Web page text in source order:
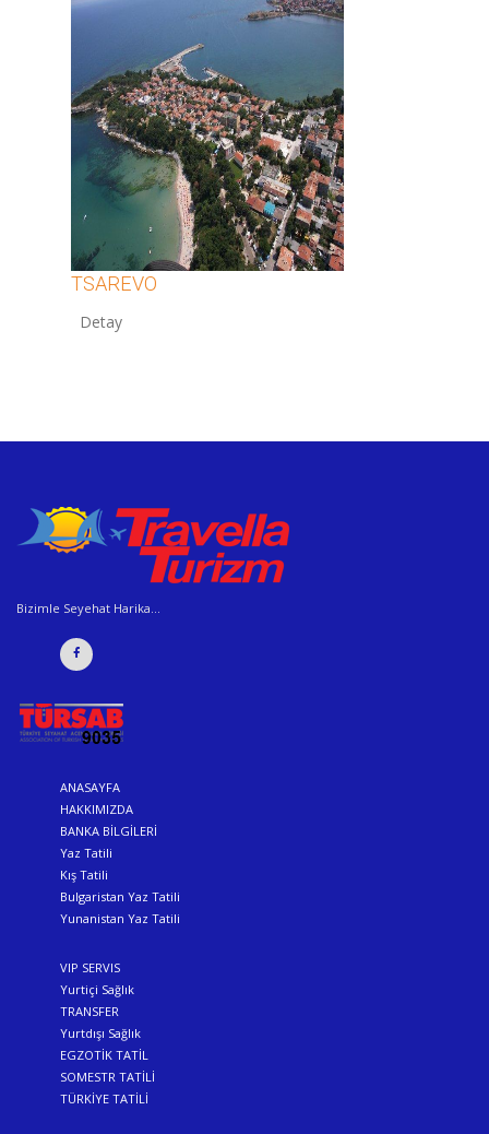
TSAREVO
Bizimle Seyehat Harika...
ANASAYFA
HAKKIMIZDA
BANKA BİLGİLERİ
Yaz Tatili
Kış Tatili
Bulgaristan Yaz Tatili
Yunanistan Yaz Tatili
VIP SERVIS
Yurtiçi Sağlık
TRANSFER
Yurtdışı Sağlık
EGZOTİK TATİL
SOMESTR TATİLİ
TÜRKİYE TATİLİ